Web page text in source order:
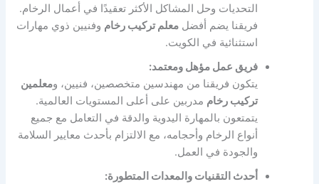
التحديات وحل المشاكل الأكثر تعقيدًا في أعمال الرخام.
فريقنا يضم أفضلمعلم تركيب رخام وفنيين ذوي مهارات
استثنائية في الكويت.
فريق عمل مؤهل ومعتمد:
يتكون فريقنا من مهندسين متخصصين، فنيين، ومعلمين
تركيب رخام مدربين على أعلى المستويات العالمية.
يتمتعون بالمهارة اليدوية والدقة في التعامل مع جميع
أنواع الرخام وأحجامه، مع الالتزام بأحدث معايير السلامة
والجودة في العمل.
أحدث التقنيات والمعدات المتطورة: